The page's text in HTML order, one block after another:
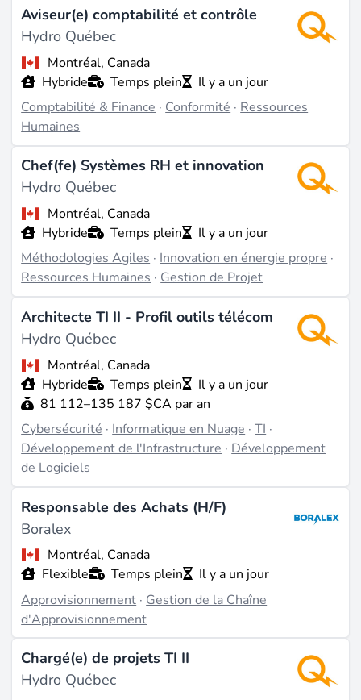
Aviseur(e) comptabilité et contrôle
Hydro Québec
Montréal, Canada
Hybride
Temps plein
Il y a un jour
Comptabilité & Finance · Conformité · Ressources
Humaines
Chef(fe) Systèmes RH et innovation
Hydro Québec
Montréal, Canada
Hybride
Temps plein
Il y a un jour
Méthodologies Agiles·Innovation en énergie propre·
Ressources Humaines·Gestion de Projet
Architecte TI II - Profil outils télécom
Hydro Québec
Montréal, Canada
Hybride
Temps plein
Il y a un jour
81 112–135 187 $CA par an
Cybersécurité · Informatique en Nuage ·TI ·
Développement de l'Infrastructure · Développement
de Logiciels
Responsable des Achats (H/F)
Boralex
Montréal, Canada
Flexible
Temps plein
Il y a un jour
Approvisionnement · Gestion de la Chaîne
d'Approvisionnement
Chargé(e) de projets TI II
Hydro Québec